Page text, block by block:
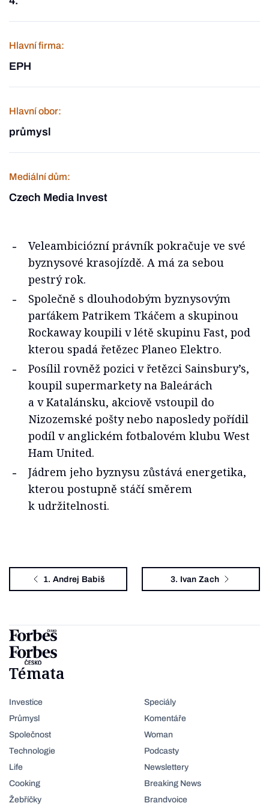
Hlavní firma:
EPH
Hlavní obor:
průmysl
Mediální dům:
Czech Media Invest
Veleambiciózní právník pokračuje ve své
byznysové krasojízdě. A má za sebou
pestrý rok.
Společně s dlouhodobým byznysovým
parťákem Patrikem Tkáčem a skupinou
Rockaway koupili v létě skupinu Fast, pod
kterou spadá řetězec Planeo Elektro.
Posílil rovněž pozici v řetězci Sainsbury’s,
koupil supermarkety na Baleárách
a v Katalánsku, akciově vstoupil do
Nizozemské pošty nebo naposledy pořídil
podíl v anglickém fotbalovém klubu West
Ham United.
Jádrem jeho byznysu zůstává energetika,
kterou postupně stáčí směrem
k udržitelnosti.
1. Andrej Babiš 3. Ivan Zach
Témata
Investice
Průmysl
Společnost
Technologie
Life
Cooking
Žebříčky
Speciály
Komentáře
Woman
Podcasty
Newslettery
Breaking News
Brandvoice